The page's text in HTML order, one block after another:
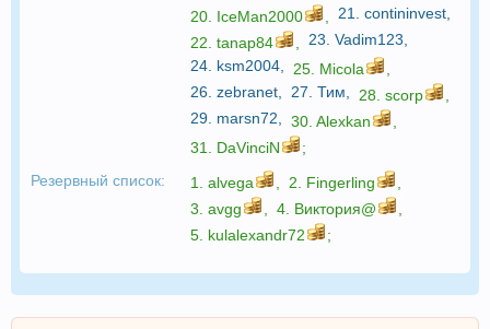
20. IceMan2000 21. contininvest
22. tanap84 23. Vadim123
24. ksm2004 25. Micola
26. zebranet 27. Тим 28. scorp
29. marsn72 30. Alexkan
31. DaVinciN
;
Резервный список:
1. alvega 2. Fingerling
3. avgg 4. Виктория@
5. kulalexandr72 ;